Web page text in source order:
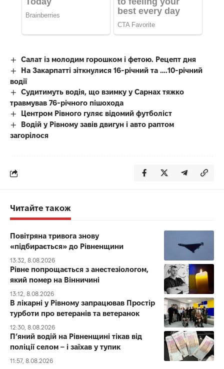
Салат із молодим горошком і фетою. Рецепт дня
На Закарпатті зіткнулися 16-річний та ….10-річний
водії
Судитимуть водія, що взимку у Сарнах тяжко
травмував 76-річного пішохода
Центром Рівного гуляє відомий футболіст
Водій у Рівному завів двигун і авто раптом
загорілося
Читайте також
Повітряна тривога знову
«підбирається» до Рівненщини
13:32, 8.08.2026
Рівне попрощається з анестезіологом,
який помер на Вінничині
13:12, 8.08.2026
В лікарні у Рівному запрацював Простір
турботи про ветеранів та ветеранок
12:30, 8.08.2026
П’яний водій на Рівненщині тікав від
поліції селом – і заїхав у тупик
11:57, 8.08.2026